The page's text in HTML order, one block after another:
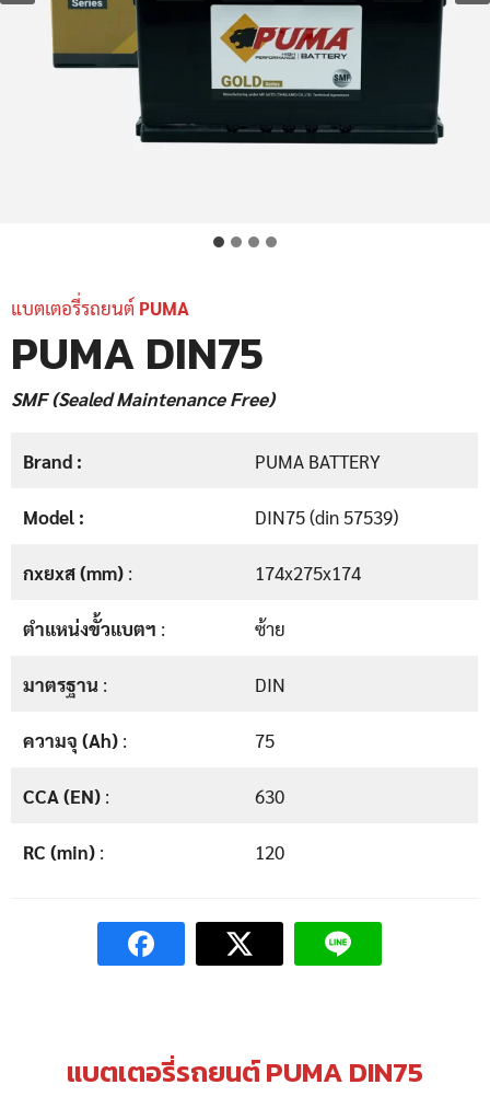
แบตเตอรี่รถยนต์ PUMA
PUMA DIN75
SMF (Sealed Maintenance Free)
Brand : PUMA BATTERY
Model : DIN75 (din 57539)
กxยxส (mm) : 174x275x174
ตำแหน่งขั้วแบตฯ : ซ้าย
มาตรฐาน : DIN
ความจุ (Ah) : 75
CCA (EN) : 630
RC (min) : 120
แบตเตอรี่รถยนต์ PUMA DIN75